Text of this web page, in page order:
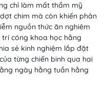
chỉ làm mất thẩm mỹ
chim mà còn khiến phân
nguồn thức ăn nghiêm
cóng khoa học hằng
sẻ kinh nghiệm lắp đặt
từng chiến binh qua hai
ngày hằng tuần hằng